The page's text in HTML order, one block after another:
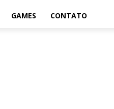
GAMES CONTATO